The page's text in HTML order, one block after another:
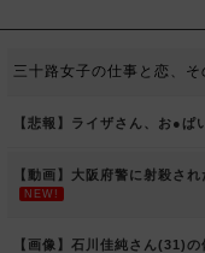
三十路女子の仕事と恋、
【悲報】ライザさん、お●ぱ
【動画】大阪府警に射殺さ
NEW!
【画像】石川佳純さん(31)